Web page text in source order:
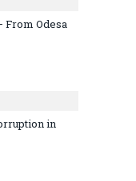
From Odesa
in